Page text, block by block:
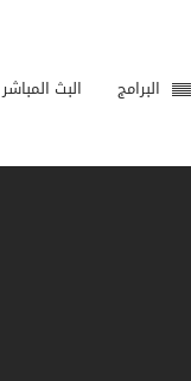
البرامج البث المباشر